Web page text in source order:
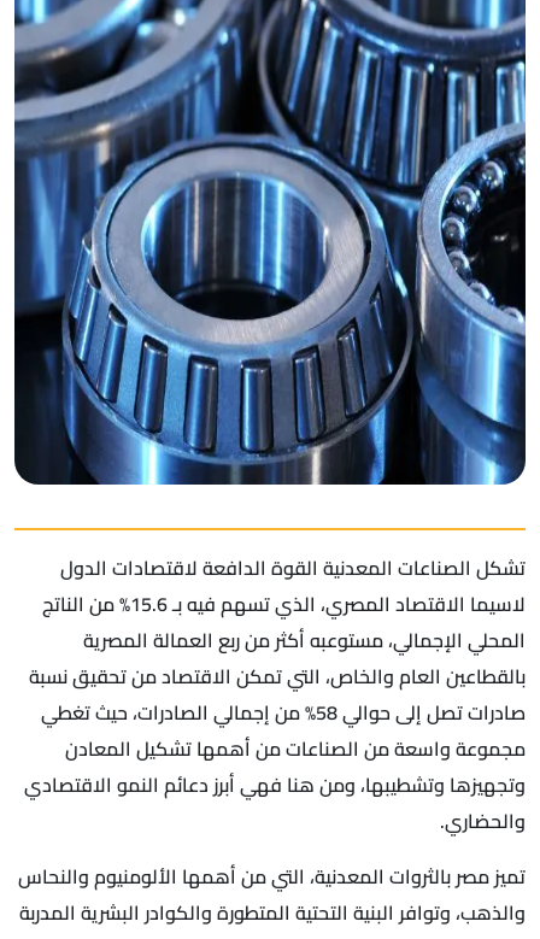
تشكل الصناعات المعدنية القوة الدافعة لاقتصادات الدول
لاسيما الاقتصاد المصري، الذي تسهم فيه بـ 15.6% من الناتج
المحلي الإجمالي، مستوعبه أكثر من ربع العمالة المصرية
بالقطاعين العام والخاص، التي تمكن الاقتصاد من تحقيق نسبة
صادرات تصل إلى حوالي 58% من إجمالي الصادرات، حيث تغطي
مجموعة واسعة من الصناعات من أهمها تشكيل المعادن
وتجهيزها وتشطيبها، ومن هنا فهي أبرز دعائم النمو الاقتصادي
والحضاري.
تميز مصر بالثروات المعدنية، التي من أهمها الألومنيوم والنحاس
والذهب، وتوافر البنية التحتية المتطورة والكوادر البشرية المدربة